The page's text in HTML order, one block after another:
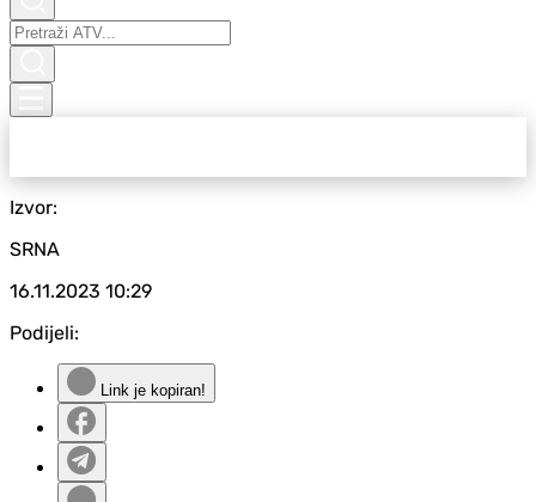
Izvor:
SRNA
16.11.2023 10:29
Podijeli:
Link je kopiran!